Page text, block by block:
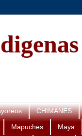
CHIMANES
Mapuches Maya